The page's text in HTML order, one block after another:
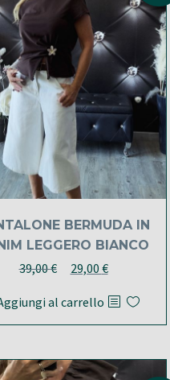
BERMUDA IN
LEGGERO BIANCO
39,00€
Il
originale
era:
29,00 €
attuale
è:
al carrello